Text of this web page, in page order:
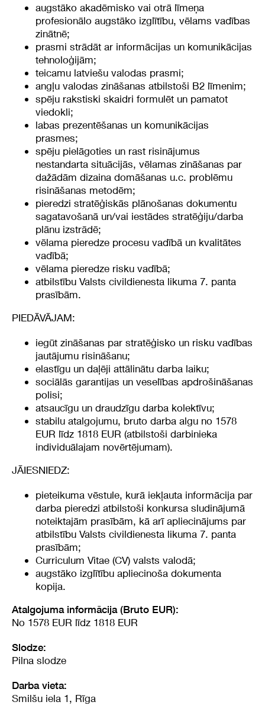
augstāko akadēmisko vai otrā līmeņa
profesionālo augstāko izglītību, vēlams vadības
zinātnē;
prasmi strādāt ar informācijas un komunikācijas
tehnoloģijām;
teicamu latviešu valodas prasmi;
angļu valodas zināšanas atbilstoši B2 līmenim;
spēju rakstiski skaidri formulēt un pamatot
viedokli;
labas prezentēšanas un komunikācijas
prasmes;
spēju pielāgoties un rast risinājumus
nestandarta situācijās, vēlamas zināšanas par
dažādām dizaina domāšanas u.c. problēmu
risināšanas metodēm;
pieredzi stratēģiskās plānošanas dokumentu
sagatavošanā un/vai iestādes stratēģiju/darba
plānu izstrādē;
vēlama pieredze procesu vadībā un kvalitātes
vadībā;
vēlama pieredze risku vadībā;
atbilstību Valsts civildienesta likuma 7. panta
prasībām.
PIEDĀVĀJAM:
iegūt zināšanas par stratēģisko un risku vadības
jautājumu risināšanu;
elastīgu un daļēji attālinātu darba laiku;
sociālās garantijas un veselības apdrošināšanas
polisi;
atsaucīgu un draudzīgu darba kolektīvu;
stabilu atalgojumu, bruto darba algu no 1578
EUR līdz 1818 EUR (atbilstoši darbinieka
individuālajam novērtējumam).
JĀIESNIEDZ:
pieteikuma vēstule, kurā iekļauta informācija par
darba pieredzi atbilstoši konkursa sludinājumā
noteiktajām prasībām, kā arī apliecinājums par
atbilstību Valsts civildienesta likuma 7. panta
prasībām;
Curriculum Vitae (CV) valsts valodā;
augstāko izglītību apliecinoša dokumenta
kopija.
Atalgojuma informācija (Bruto EUR):
No 1578 EUR līdz 1818 EUR
Slodze:
Pilna slodze
Darba vieta:
Smilšu iela 1, Rīga